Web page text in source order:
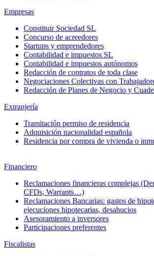
Empresas
Constituir Sociedad SL
Concurso de acreedores
Startups y emprendedores
Contabilidad e impuestos SL
Contabilidad e impuestos autónomos
Redacción de contratos de toda clase
Negociaciones Colectivas con
Redacción de Planes de Negocio y
Extranjería
Tramitación permiso de residencia
Adquisición nacionalidad española
Residencia por compra de vivienda o
Financiero
Reclamaciones financieras complejas
CFDs, Warrants…)
Reclamaciones Bancarias: gastos de
ejecuciones hipotecarias, desahucios
Asesoramiento a inversores
Participaciones preferentes
Fiscalistas